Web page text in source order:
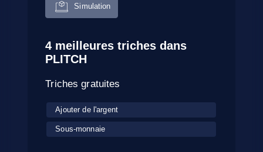
Simulation
4 meilleures triches dans
PLITCH
Triches gratuites
Ajouter de l'argent
Sous-monnaie